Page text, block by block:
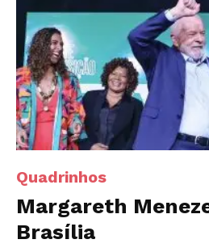
Quadrinhos
Margareth
Brasília